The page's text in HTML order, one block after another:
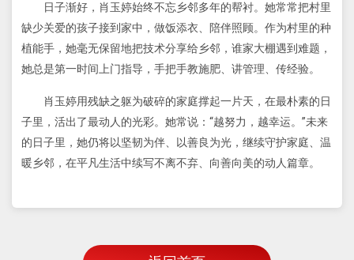
日子渐好，肖玉婷始终不忘乡邻多年的帮衬。她常常把村里
缺少关爱的孩子接到家中，做饭添衣、陪伴照顾。作为村里的种
植能手，她毫无保留地把技术分享给乡邻，谁家大棚遇到难题，
她总是第一时间上门指导，手把手教施肥、讲管理、传经验。
肖玉婷用残缺之躯为破碎的家庭撑起一片天，在最朴素的日
子里，活出了最动人的光彩。她常说：“越努力，越幸运。”未来
的日子里，她仍将以坚韧为伴、以善良为光，继续守护家庭、温
暖乡邻，在平凡生活中续写不离不弃、向善向美的动人篇章。